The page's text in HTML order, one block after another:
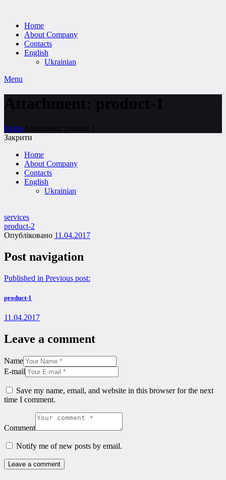
Home
About Company
Contacts
English
Ukrainian
Menu
Attachment: product-1
Home Attachment: product-1
Закрити
Home
About Company
Contacts
English
Ukrainian
services
product-2
Опубліковано 11.04.2017
Post navigation
Published in Previous post:
product-1
11.04.2017
Leave a comment
Name
E-mail
Save my name, email, and website in this browser for the next
time I comment.
Comment
Notify me of new posts by email.